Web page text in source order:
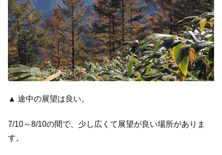
▲ 途中の展望は良い。
7/10～8/10の間で、少し広くて展望が良い場所がありま
す。